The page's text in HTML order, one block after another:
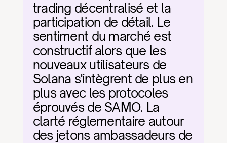
trading décentralisé et la
participation de détail. Le
sentiment du marché est
constructif alors que les
nouveaux utilisateurs de
Solana s'intègrent de plus en
plus avec les protocoles
éprouvés de SAMO. La
clarté réglementaire autour
des jetons ambassadeurs de